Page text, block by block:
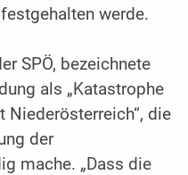
werde.
SPÖ, bezeichnete
als „Katastrophe
die
der
mache. „Dass die